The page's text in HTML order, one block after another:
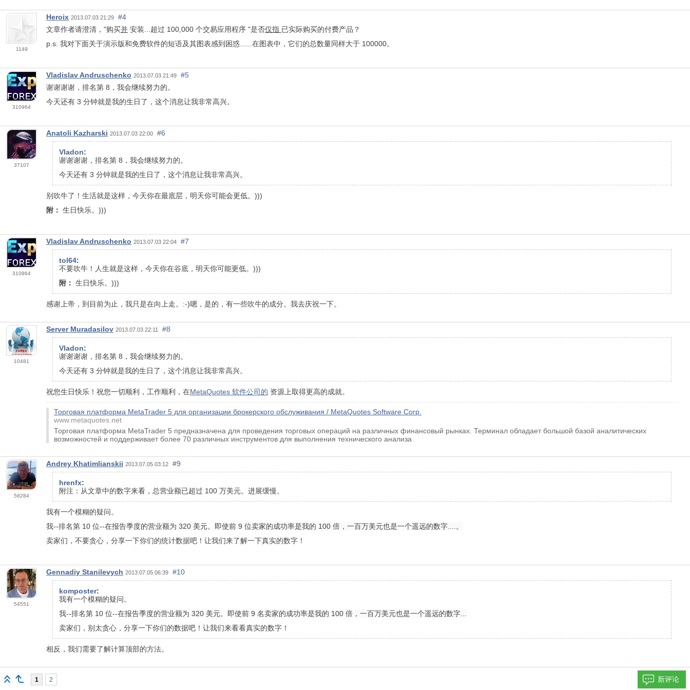
1149
Heroix 2013.07.03 21:29
#4
文章作者请澄清，"购买并 安装...超过 100,000 个交易应用程序 "是否仅指 已实际购买的付费产品？
p.s. 我对下面关于演示版和免费软件的短语及其图表感到困惑......在图表中，它们的总数量同样大于 100000。
310964
Vladislav Andruschenko 2013.07.03 21:49
#5
谢谢谢谢，排名第 8，我会继续努力的。
今天还有 3 分钟就是我的生日了，这个消息让我非常高兴。
37107
Anatoli Kazharski 2013.07.03 22:00 #6
Vladon:
谢谢谢谢，排名第 8，我会继续努力的。
今天还有 3 分钟就是我的生日了，这个消息让我非常高兴。
别吹牛了！生活就是这样，今天你在最底层，明天你可能会更低。)))
附： 生日快乐。)))
310964
Vladislav Andruschenko 2013.07.03 22:04 #7
tol64:
不要吹牛！人生就是这样，今天你在谷底，明天你可能更低。)))
附： 生日快乐。)))
感谢上帝，到目前为止，我只是在向上走。:-)嗯，是的，有一些吹牛的成分。我去庆祝一下。
10481
Server Muradasilov 2013.07.03 22:11 #8
Vladon:
谢谢谢谢，排名第 8，我会继续努力的。
今天还有 3 分钟就是我的生日了，这个消息让我非常高兴。
祝您生日快乐！祝您一切顺利，工作顺利，在MetaQuotes 软件公司的 资源上取得更高的成就。
Торговая платформа MetaTrader 5 для организации брокерского обслуживания / MetaQuotes Software Corp.
www.metaquotes.net
Торговая платформа MetaTrader 5 предназначена для проведения торговых операций на различных финансовый рынках. Терминал обладает большой базой аналитических
возможностей и поддерживает более 70 различных инструментов для выполнения технического анализа
58284
Andrey Khatimlianskii 2013.07.05 03:12 #9
hrenfx:
附注：从文章中的数字来看，总营业额已超过 100 万美元。进展缓慢。
我有一个模糊的疑问。
我--排名第 10 位--在报告季度的营业额为 320 美元。 即使前 9 位卖家的成功率是我的 100 倍，一百万美元也是一个遥远的数字....。
卖家们，不要贪心，分享一下你们的统计数据吧！让我们来了解一下真实的数字！
54551
Gennadiy Stanilevych 2013.07.05 06:39 #10
komposter:
我有一个模糊的疑问。
我--排名第 10 位--在报告季度的营业额为 320 美元。 即使前 9 名卖家的成功率是我的 100 倍，一百万美元也是一个遥远的数字...
卖家们，别太贪心，分享一下你们的数据吧！让我们来看看真实的数字！
相反，我们需要了解计算顶部的方法。
1 2 新评论